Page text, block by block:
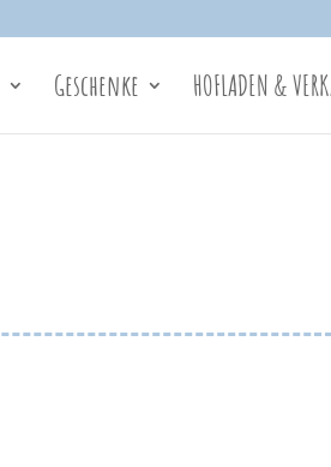
Geschenke HOFLADEN &